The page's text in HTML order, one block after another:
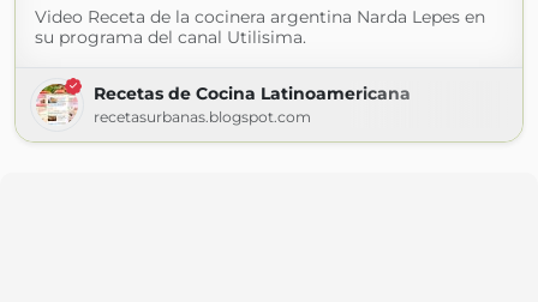
Video Receta de la cocinera argentina Narda Lepes en
su programa del canal Utilisima.
Recetas de Cocina Latinoamericana
recetasurbanas.blogspot.com